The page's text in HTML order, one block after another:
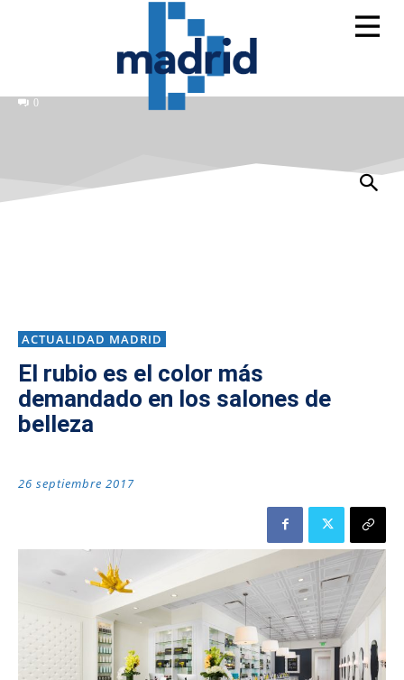
0
ACTUALIDAD MADRID
El rubio es el color más
demandado en los salones de
belleza
26 septiembre 2017